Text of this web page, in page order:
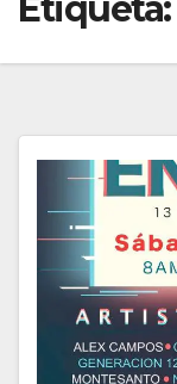
Etiqueta: